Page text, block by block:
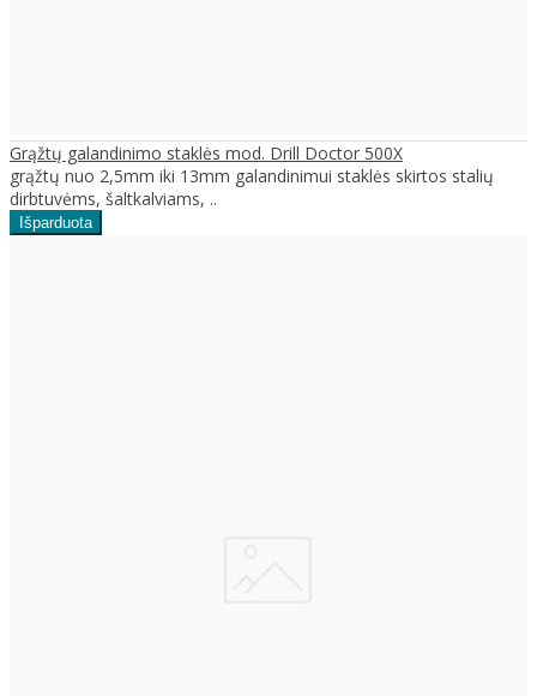
Grąžtų galandinimo staklės mod. Drill Doctor 500X
grąžtų nuo 2,5mm iki 13mm galandinimui staklės skirtos stalių
dirbtuvėms, šaltkalviams, ..